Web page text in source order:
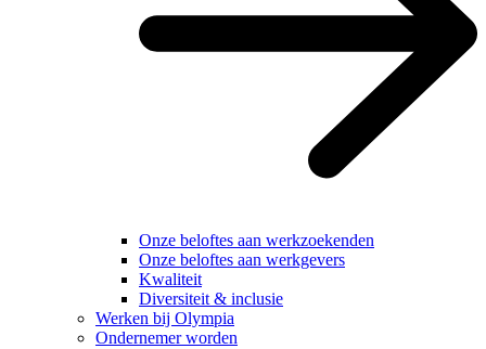
Onze beloftes aan werkzoekenden
Onze beloftes aan werkgevers
Kwaliteit
Diversiteit & inclusie
Werken bij Olympia
Ondernemer worden